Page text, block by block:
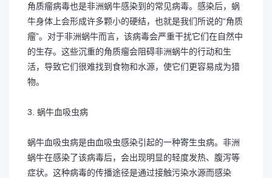
角质瘤病毒也是非洲蜗牛感染到的常见病毒。感染后，蜗
牛身体上会形成许多颗小的硬结，也就是我们所说的“角质
瘤”。对于非洲蜗牛而言，该病毒会严重干扰它们在自然中
的生存。这些沉重的角质瘤会阻碍非洲蜗牛的行动和生
活，导致它们很难找到食物和水源，使它们更容易成为猎
物。
3. 蜗牛血吸虫病
蜗牛血吸虫病是由血吸虫感染引起的一种寄生虫病。非洲
蜗牛在感染了该病毒后，会出现明显的轻度发热、腹泻等
症状。这种病毒的传播途径是通过接触污染水源而感染